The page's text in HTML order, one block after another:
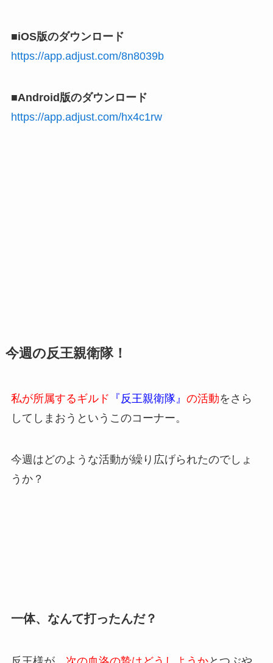
■iOS版のダウンロード
https://app.adjust.com/8n8039b
■Android版のダウンロード
https://app.adjust.com/hx4c1rw
今週の反王親衛隊！
私が所属するギルド 『反王親衛隊』 の活動をさら
してしまおうというこのコーナー。
今週はどのような活動が繰り広げられたのでしょ
うか？
一体、なんて打ったんだ？